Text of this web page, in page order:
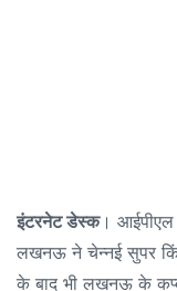
इंटरनेट डेस्क।
लखनऊ ने चेन्नई सुपर
के बाद भी लखनऊ के